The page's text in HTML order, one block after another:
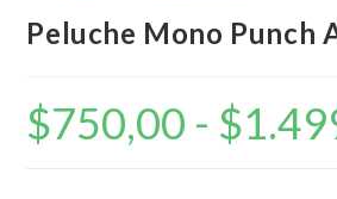
Peluche Mono Punch
$750,00 - $